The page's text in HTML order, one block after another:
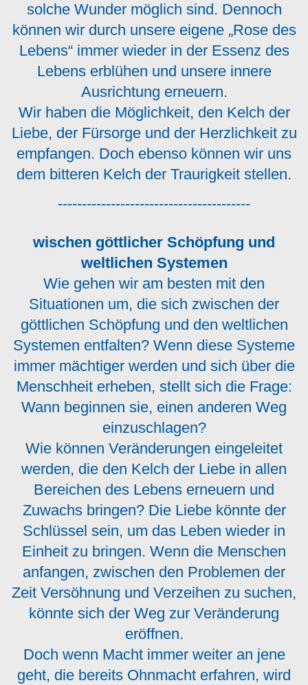
solche Wunder möglich sind. Dennoch
können wir durch unsere eigene „Rose des
Lebens“ immer wieder in der Essenz des
Lebens erblühen und unsere innere
Ausrichtung erneuern.
Wir haben die Möglichkeit, den Kelch der
Liebe, der Fürsorge und der Herzlichkeit zu
empfangen. Doch ebenso können wir uns
dem bitteren Kelch der Traurigkeit stellen.
----------------------------------------
wischen göttlicher Schöpfung und
weltlichen Systemen
Wie gehen wir am besten mit den
Situationen um, die sich zwischen der
göttlichen Schöpfung und den weltlichen
Systemen entfalten? Wenn diese Systeme
immer mächtiger werden und sich über die
Menschheit erheben, stellt sich die Frage:
Wann beginnen sie, einen anderen Weg
einzuschlagen?
Wie können Veränderungen eingeleitet
werden, die den Kelch der Liebe in allen
Bereichen des Lebens erneuern und
Zuwachs bringen? Die Liebe könnte der
Schlüssel sein, um das Leben wieder in
Einheit zu bringen. Wenn die Menschen
anfangen, zwischen den Problemen der
Zeit Versöhnung und Verzeihen zu suchen,
könnte sich der Weg zur Veränderung
eröffnen.
Doch wenn Macht immer weiter an jene
geht, die bereits Ohnmacht erfahren, wird